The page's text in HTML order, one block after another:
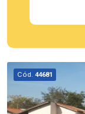
Cód. 44681